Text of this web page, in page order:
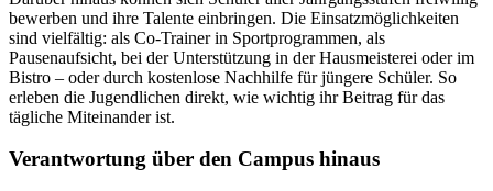
bewerben und ihre Talente einbringen. Die Einsatzmöglichkeiten
sind vielfältig: als Co-Trainer in Sportprogrammen, als
Pausenaufsicht, bei der Unterstützung in der Hausmeisterei oder im
Bistro – oder durch kostenlose Nachhilfe für jüngere Schüler. So
erleben die Jugendlichen direkt, wie wichtig ihr Beitrag für das
tägliche Miteinander ist.
Verantwortung über den Campus hinaus